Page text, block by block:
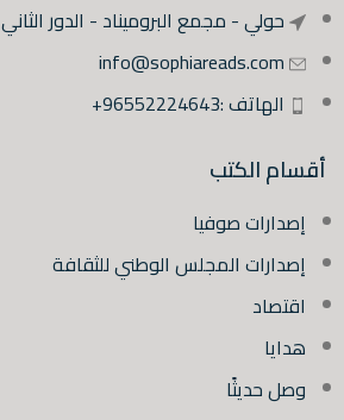
حولي - مجمع البروميناد - الدور الثاني
info@sophiareads.com
الهاتف :96552224643+
أقسام الكتب
إصدارات صوفيا
إصدارات المجلس الوطني للثقافة
اقتصاد
هدايا
وصل حديثًا